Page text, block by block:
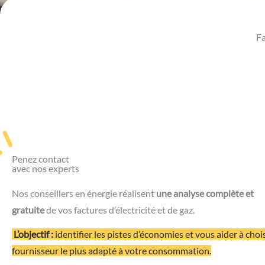
Penez contact
avec nos experts
Nos conseillers en énergie réalisent une analyse complète et
gratuitede vos factures d’électricité et de gaz.
L’objectif : identifier les pistes d’économies et vous aider à
fournisseur le plus adapté à votre consommation.